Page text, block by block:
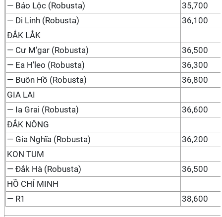
— Bảo Lộc (Robusta)
35,700
— Di Linh (Robusta)
36,100
ĐẮK LẮK
— Cư M'gar (Robusta)
36,500
— Ea H'leo (Robusta)
36,300
— Buôn Hồ (Robusta)
36,800
GIA LAI
— Ia Grai (Robusta)
36,600
ĐẮK NÔNG
— Gia Nghĩa (Robusta)
36,200
KON TUM
— Đắk Hà (Robusta)
36,500
HỒ CHÍ MINH
— R1
38,600